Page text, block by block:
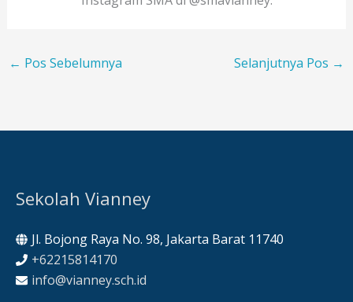
← Pos Sebelumnya Selanjutnya Pos →
Sekolah Vianney
Jl. Bojong Raya No. 98, Jakarta Barat 11740
+62215814170
info@vianney.sch.id